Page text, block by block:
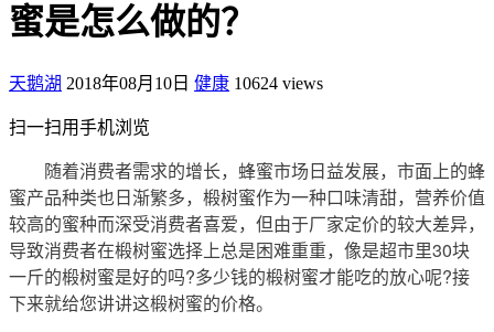
蜜是怎么做的？
天鹅湖 2018年08月10日 健康 10624 views
扫一扫用手机浏览
随着消费者需求的增长，蜂蜜市场日益发展，市面上的蜂
蜜产品种类也日渐繁多，椴树蜜作为一种口味清甜，营养价值
较高的蜜种而深受消费者喜爱，但由于厂家定价的较大差异，
导致消费者在椴树蜜选择上总是困难重重，像是超市里30块
一斤的椴树蜜是好的吗?多少钱的椴树蜜才能吃的放心呢?接
下来就给您讲讲这椴树蜜的价格。